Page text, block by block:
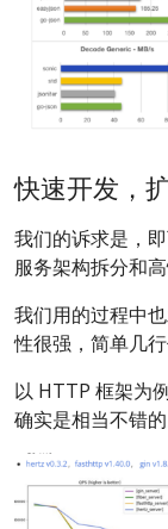
快速开发，
我们的诉求是，
服务架构拆分和高
我们用的过程中
性很强，简单几
以 HTTP 框架为
确实是相当不错的